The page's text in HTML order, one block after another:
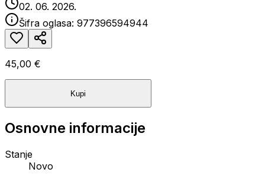
02. 06. 2026.
Šifra oglasa: 977396594944
45,00 €
Kupi
Osnovne informacije
Stanje
Novo